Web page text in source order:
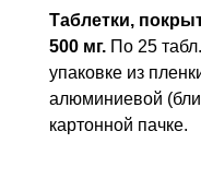
Таблетки,
500 мг. По 25
упаковке из
алюминиевой
картонной пачке.